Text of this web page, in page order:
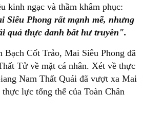
kinh ngạc và thầm khâm phục:
Siêu Phong rất mạnh mẽ, nhưng
quả thực danh bất hư truyền".
Cốt Trảo, Mai Siêu Phong đã
Tử về mặt cá nhân. Xét về thực
Nam Thất Quái đã vượt xa Mai
lực tổng thể của Toàn Chân